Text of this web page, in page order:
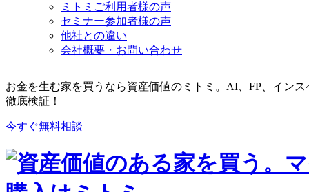
ミトミご利用者様の声
セミナー参加者様の声
他社との違い
会社概要・お問い合わせ
お金を生む家を買うなら資産価値のミトミ。AI、FP、イン
徹底検証！
今すぐ無料相談